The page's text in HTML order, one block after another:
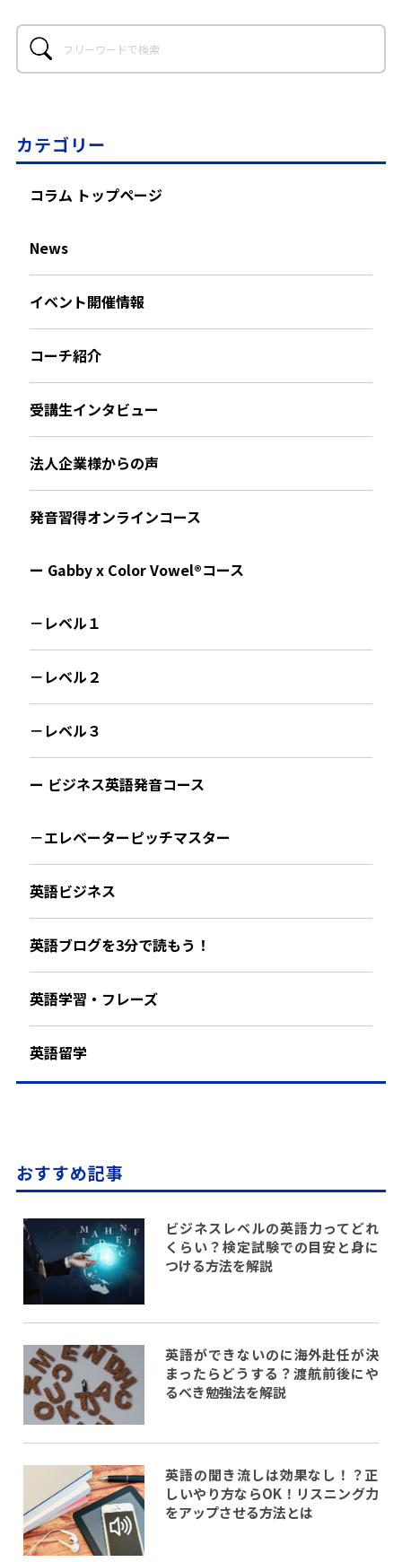
カテゴリー
コラム トップページ
News
イベント開催情報
コーチ紹介
受講生インタビュー
法人企業様からの声
発音習得オンラインコース
ー Gabby x Color Vowel®︎コース
－レベル１
－レベル２
－レベル３
ー ビジネス英語発音コース
－エレベーターピッチマスター
英語ビジネス
英語ブログを3分で読もう！
英語学習・フレーズ
英語留学
おすすめ記事
ビジネスレベルの英語力ってどれ
くらい？検定試験での目安と身に
つける方法を解説
英語ができないのに海外赴任が決
まったらどうする？渡航前後にや
るべき勉強法を解説
英語の聞き流しは効果なし！？正
しいやり方ならOK！リスニング力
をアップさせる方法とは